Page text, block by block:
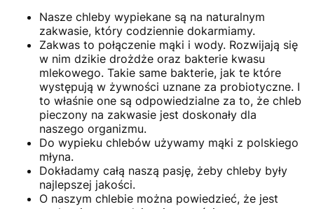
Nasze chleby wypiekane są na naturalnym
zakwasie, który codziennie dokarmiamy.
Zakwas to połączenie mąki i wody. Rozwijają się
w nim dzikie drożdże oraz bakterie kwasu
mlekowego. Takie same bakterie, jak te które
występują w żywności uznane za probiotyczne. I
to właśnie one są odpowiedzialne za to, że chleb
pieczony na zakwasie jest doskonały dla
naszego organizmu.
Do wypieku chlebów używamy mąki z polskiego
młyna.
Dokładamy całą naszą pasję, żeby chleby były
najlepszej jakości.
O naszym chlebie można powiedzieć, że jest